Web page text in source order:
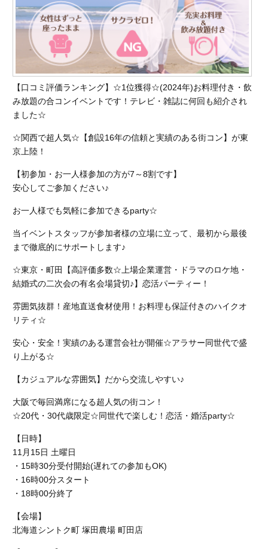
【口コミ評価ランキング】☆1位獲得☆(2024年)お料理付き・飲
み放題の合コンイベントです！テレビ・雑誌に何回も紹介され
ました☆
☆関西で超人気☆【創設16年の信頼と実績のある街コン】が東
京上陸！
【初参加・お一人様参加の方が7～8割です】
安心してご参加ください♪
お一人様でも気軽に参加できるparty☆
当イベントスタッフが参加者様の立場に立って、最初から最後
まで徹底的にサポートします♪
☆東京・町田【高評価多数☆上場企業運営・ドラマのロケ地・
結婚式の二次会の有名会場貸切♪】恋活パーティー！
雰囲気抜群！産地直送食材使用！お料理も保証付きのハイクオ
リティ☆
安心・安全！実績のある運営会社が開催☆アラサー同世代で盛
り上がる☆
【カジュアルな雰囲気】だから交流しやすい♪
大阪で毎回満席になる超人気の街コン！
☆20代・30代歳限定☆同世代で楽しむ！恋活・婚活party☆
【日時】
11月15日 土曜日
・15時30分受付開始(遅れての参加もOK)
・16時00分スタート
・18時00分終了
【会場】
北海道シントク町 塚田農場 町田店